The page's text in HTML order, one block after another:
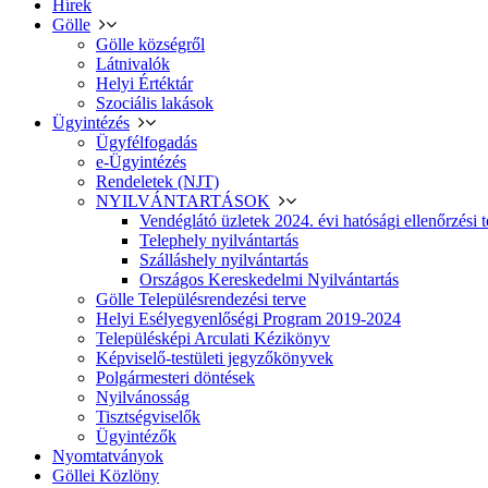
Hírek
Gölle
Gölle községről
Látnivalók
Helyi Értéktár
Szociális lakások
Ügyintézés
Ügyfélfogadás
e-Ügyintézés
Rendeletek (NJT)
NYILVÁNTARTÁSOK
Vendéglátó üzletek 2024. évi hatósági ellenőrzési
Telephely nyilvántartás
Szálláshely nyilvántartás
Országos Kereskedelmi Nyilvántartás
Gölle Településrendezési terve
Helyi Esélyegyenlőségi Program 2019-2024
Településképi Arculati Kézikönyv
Képviselő-testületi jegyzőkönyvek
Polgármesteri döntések
Nyilvánosság
Tisztségviselők
Ügyintézők
Nyomtatványok
Göllei Közlöny